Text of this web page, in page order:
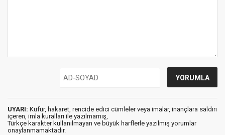
UYARI: Küfür, hakaret, rencide edici cümleler veya imalar, inançlara saldırı
içeren, imla kuralları ile yazılmamış,
Türkçe karakter kullanılmayan ve büyük harflerle yazılmış yorumlar
onaylanmamaktadır.